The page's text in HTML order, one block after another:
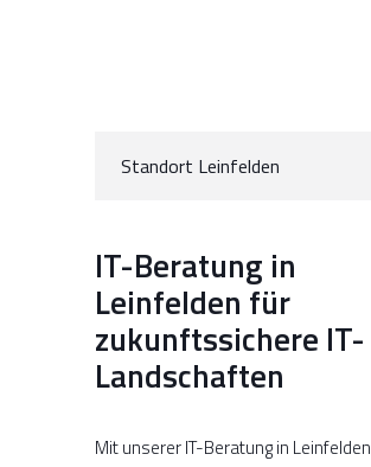
IT-Beratung in
Leinfelden für
zukunftssichere IT-
Landschaften
Mit unserer IT-Beratung in Leinfelden